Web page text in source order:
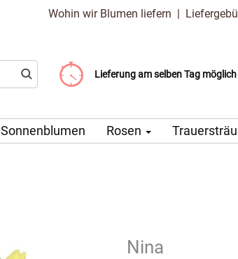
Wohin wir Blumen liefern |
Lieferung am selben Tag möglich
Liefergebühr ab 99 CZK
Wählen Sie Ihr Lieferdatum
Sonnenblumen Rosen
Nina